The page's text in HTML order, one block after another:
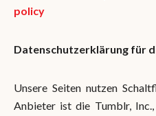
policy
Datenschutzerklärung für
Unsere Seiten nutzen
Anbieter ist die Tumblr,